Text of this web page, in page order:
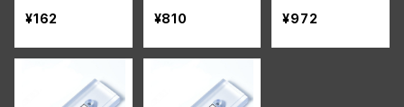
品【壁面に付け
¥162
セット【壁面に付
¥810
セット【壁面に付
¥972